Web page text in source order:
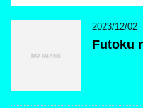
2023/12/02
Futoku